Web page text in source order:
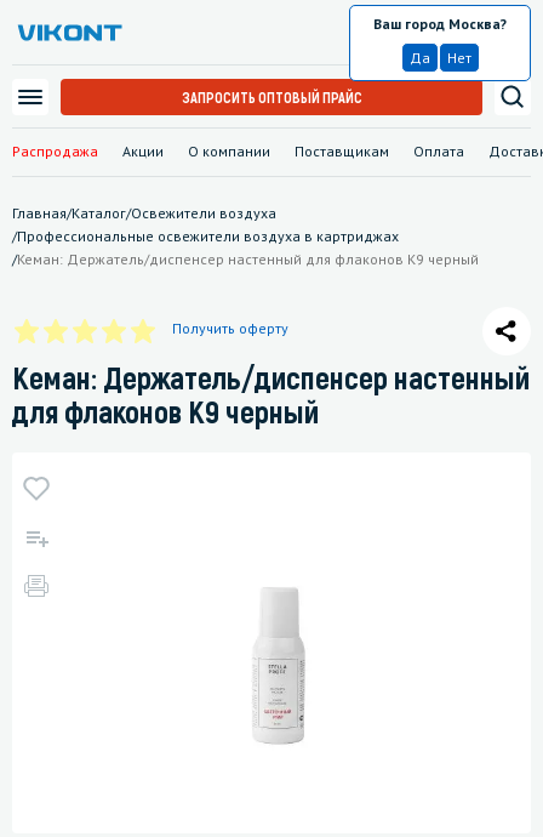
Распродажа Акции О компании Поставщикам Оплата
Москва
Ваш город Москва?
Да
Нет
ЗАПРОСИТЬ ОПТОВЫЙ ПРАЙС
Главная/Каталог/Освежители воздуха
/Профессиональные освежители воздуха в картриджах
/Кеман: Держатель/диспенсер настенный для флаконов К9 черный
Получить оферту
Кеман: Держатель/диспенсер настенный
для флаконов К9 черный